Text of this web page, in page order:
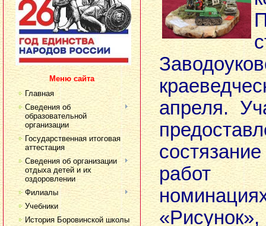
Меню сайта
Главная
Сведения об
образовательной
организации
Государственная итоговая
аттестация
Сведения об организации
отдыха детей и их
оздоровлении
Филиалы
Учебники
История Боровинской школы
апреля.
работ